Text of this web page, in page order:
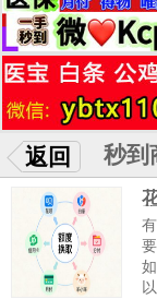
返回 秒到